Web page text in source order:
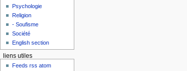
Psychologie
Religion
- Soufisme
Société
English section
liens utiles
Feeds rss atom